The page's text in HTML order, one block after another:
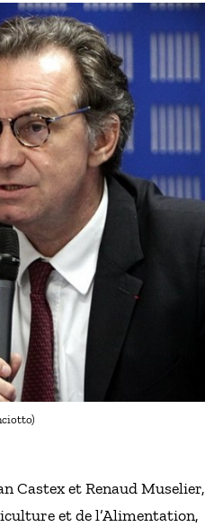
Castex et Renaud Muselier,
et de l’Alimentation,